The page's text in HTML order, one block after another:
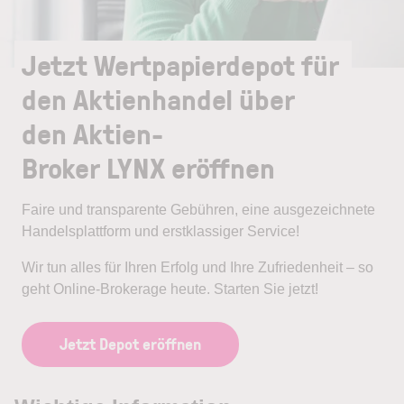
Jetzt Wertpapierdepot für
den Aktienhandel über
den Aktien-
Broker LYNX eröffnen
Faire und transparente Gebühren, eine ausgezeichnete
Handelsplattform und erstklassiger Service!
Wir tun alles für Ihren Erfolg und Ihre Zufriedenheit – so
geht Online-Brokerage heute. Starten Sie jetzt!
Jetzt Depot eröffnen